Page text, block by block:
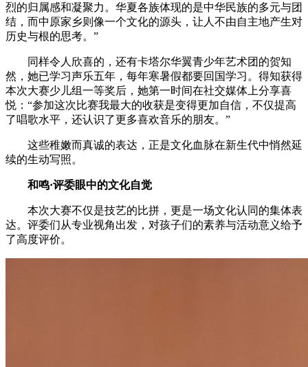
烈的归属感和凝聚力。华夏各族体现的是中华民族的多元与团
结，而中原家乡则像一个文化的源头，让人不由自主地产生对
历史与根的思考。”
同样令人欣喜的，还有卡塔尔华翼青少年艺术团的贺知
然，她已学习声乐五年，每年寒暑假都要回国学习。得知获得
本次大赛少儿组一等奖后，她第一时间在社交媒体上分享喜
悦：“参加这次比赛我最大的收获是变得更加自信，不仅提高
了唱歌水平，还认识了更多喜欢音乐的朋友。”
这些稚嫩而真诚的表达，正是文化血脉在新生代中悄然延
续的生动写照。
和鸣·评委眼中的文化自觉
本次大赛不仅是技艺的比拼，更是一场文化认同的集体表
达。评委们从专业视角出发，对孩子们的素养与活动意义给予
了高度评价。